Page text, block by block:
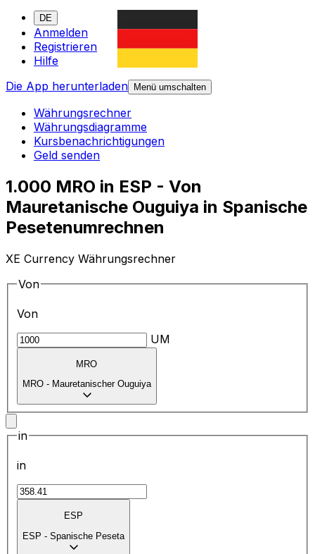
DE
Anmelden
Registrieren
Hilfe
Die App herunterladen
Menü umschalten
Währungsrechner
Währungsdiagramme
Kursbenachrichtigungen
Geld senden
1.000 MRO in ESP - Von
Mauretanische Ouguiya in Spanische
Pesetenumrechnen
XE Currency Währungsrechner
Von
Von
UM
MRO
MRO - Mauretanischer Ouguiya
in
in
ESP
ESP - Spanische Peseta